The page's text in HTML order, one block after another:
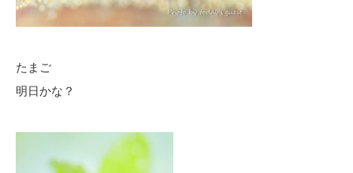
たまご
明日かな？